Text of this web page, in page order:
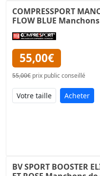
COMPRESSPORT
FLOW BLUE
55,00€
55,00€ prix public conseillé
Acheter
BV SPORT BOOSTER